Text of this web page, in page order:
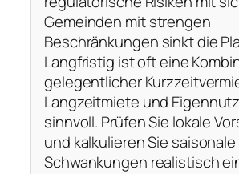
Gemeinden mit strengen
Beschränkungen sinkt die
Langfristig ist oft eine
gelegentlicher
Langzeitmiete und
sinnvoll. Prüfen Sie lokale
und kalkulieren Sie saisonale
Schwankungen realistisch